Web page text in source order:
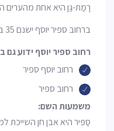
רָמַת-גַּן היא אחת מהערים
ברחוב ספיר יוסף ישנם 35 בתים עם 35 מיקודים שונים.
רחוב ספיר יוסף ידוע גם
רחוב יוסף ספיר
רחוב ספיר
משמעות השם:
סַפִּיר היא אבן חן השייכת